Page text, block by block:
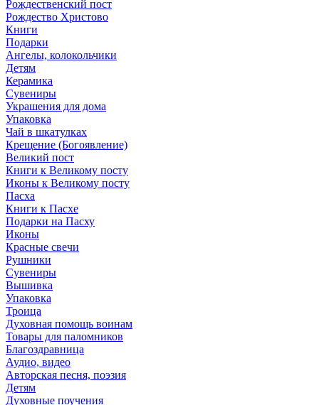
Рождественский пост
Рождество Христово
Книги
Подарки
Ангелы, колокольчики
Детям
Керамика
Сувениры
Украшения для дома
Упаковка
Чай в шкатулках
Крещение (Богоявление)
Великий пост
Книги к Великому посту
Иконы к Великому посту
Пасха
Книги к Пасхе
Подарки на Пасху
Иконы
Красные свечи
Рушники
Сувениры
Вышивка
Упаковка
Троица
Духовная помощь воинам
Товары для паломников
Благоздравница
Аудио, видео
Авторская песня, поэзия
Детям
Духовные поучения